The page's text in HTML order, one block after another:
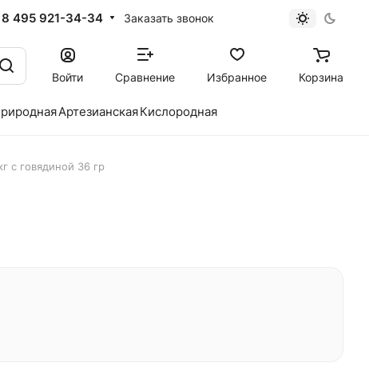
8 495 921-34-34 Заказать звонок
Войти Сравнение Избранное Корзина
АртезианскаяКислородная
с говядиной 36 гр